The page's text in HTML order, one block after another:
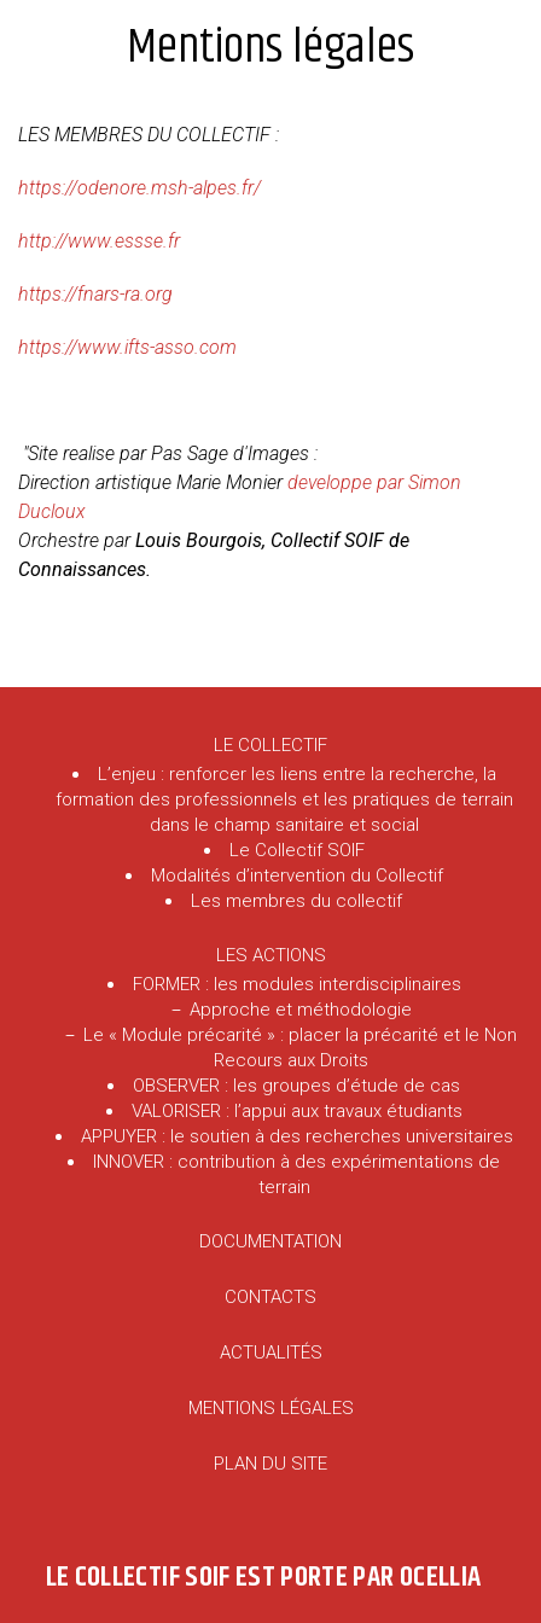
Mentions légales
LES MEMBRES DU COLLECTIF :
https://odenore.msh-alpes.fr/
http://www.essse.fr
https://fnars-ra.org
https://www.ifts-asso.com
"Site realise par Pas Sage d'Images :
Direction artistique Marie Monierdeveloppe par Simon
Ducloux
Orchestre parLouis Bourgois, Collectif SOIF de
Connaissances.
LE COLLECTIF
L’enjeu : renforcer les liens entre la recherche, la
formation des professionnels et les pratiques de terrain
dans le champ sanitaire et social
Le Collectif SOIF
Modalités d’intervention du Collectif
Les membres du collectif
LES ACTIONS
FORMER : les modules interdisciplinaires
Approche et méthodologie
Le « Module précarité » : placer la précarité et le Non
Recours aux Droits
OBSERVER : les groupes d’étude de cas
VALORISER : l’appui aux travaux étudiants
APPUYER : le soutien à des recherches universitaires
INNOVER : contribution à des expérimentations de
terrain
DOCUMENTATION
CONTACTS
ACTUALITÉS
MENTIONS LÉGALES
PLAN DU SITE
LE COLLECTIF SOIF EST PORTE PAR OCELLIA